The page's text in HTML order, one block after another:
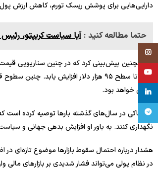
دارایی‌هایی برای پوشش ریسک تورم، کاهش ارزش
حتما مطالعه کنید : آیا سیاست کریپتو،
است تا سطح ۹۵ هزار دلار افزایش
کنونی خواهد بود.
کیوساکی در سال‌های گذشته بارها توصیه کرده است که
نگهداری کنند. به باور او افزایش بدهی جهانی و
هشدار درباره احتمال سقوط بازارها موضوع تازه‌ای
در نظام پولی می‌تواند فشار شدیدی بر بازارهای مالی
YouTube
linkedin
تلگرام